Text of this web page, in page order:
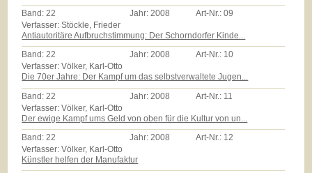
Band: 22 Jahr: 2008 Art-Nr.:09
Verfasser: Stöckle, Frieder
Antiautoritäre Aufbruchstimmung: Der Schorndorfer Kinde...
Band:22 Jahr:2008 Art-Nr.: 10
Verfasser: Völker, Karl-Otto
Die 70er Jahre: Der Kampf um das selbstverwaltete Jugen...
Band: 22 Jahr: 2008 Art-Nr.: 11
Verfasser: Völker, Karl-Otto
Der ewige Kampf ums Geld von oben für die Kultur von un...
Band:22 Jahr:2008 Art-Nr.: 12
Verfasser: Völker, Karl-Otto
Künstler helfen der Manufaktur